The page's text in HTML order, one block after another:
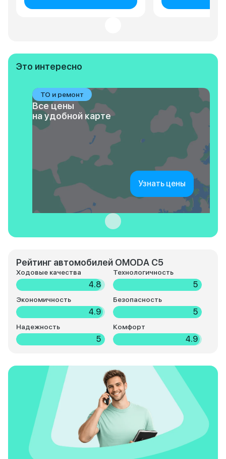
Это интересно
ТО и ремонт
Все цены
на удобной карте
Узнать цены
Рейтинг автомобилей OMODA C5
Ходовые качества
4.8
Технологичность
5
Экономичность
4.9
Безопасность
5
Надежность
5
Комфорт
4.9